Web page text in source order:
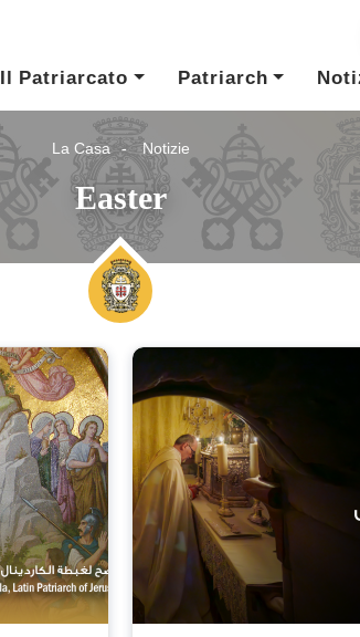
Il Patriarcato
Patriarch
La Casa Notizie
Easter